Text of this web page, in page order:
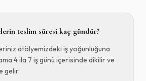
teslim süresi kaç gündür?
atölyemizdeki iş yoğunluğuna
4 ila 7 iş günü içerisinde dikilir ve
gelir.